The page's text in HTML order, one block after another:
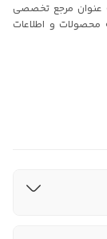
عنوان مرجع تخصصی
و اطلاعات